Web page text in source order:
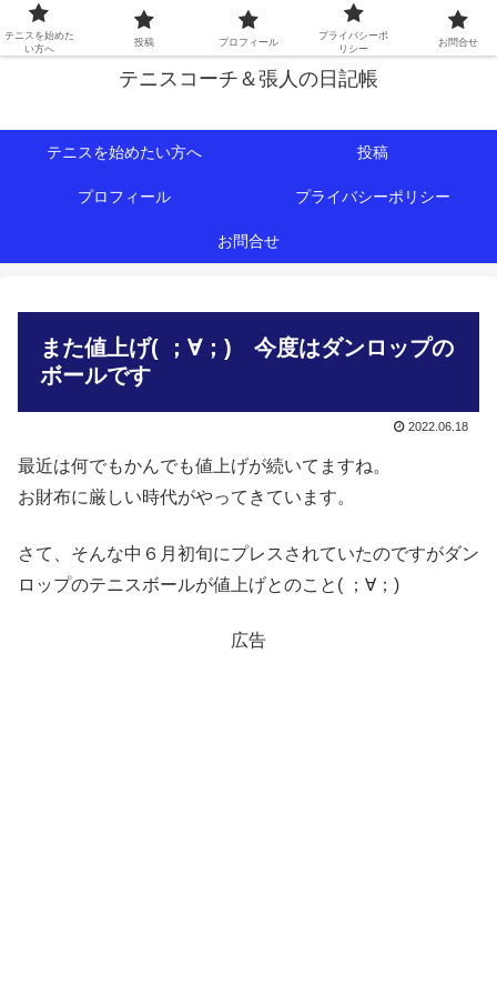
初心者∼中級者向けの情報を中心にテニスライフをサポート！
テニスコーチ＆張人の日記帳
テニスを始めたい方へ 投稿
プロフィール プライバシーポリシー
お問合せ
また値上げ( ；∀；) 今度はダンロップの
ボールです
2022.06.18
最近は何でもかんでも値上げが続いてますね。
お財布に厳しい時代がやってきています。
さて、そんな中６月初旬にプレスされていたのですがダン
ロップのテニスボールが値上げとのこと( ；∀；)
広告
テニスを始めた
い方へ
投稿 プロフィール
プライバシーポ
リシー
お問合せ